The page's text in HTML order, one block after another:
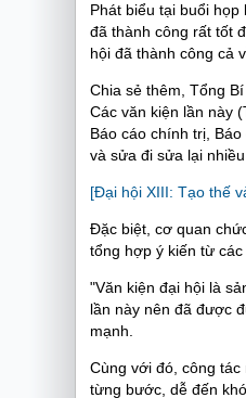
Phát biểu tại buổi
đã thành công rất tốt
hội đã thành công cả
Chia sẻ thêm, Tổng
Các văn kiện lần này
Báo cáo chính trị,
và sửa đi sửa lại
[Đại hội XIII: Tạo thế
Đặc biệt, cơ quan
tổng hợp ý kiến từ các
"Văn kiện đại hội là
lần này nên đã được
mạnh.
Cùng với đó, công
từng bước, dễ đến